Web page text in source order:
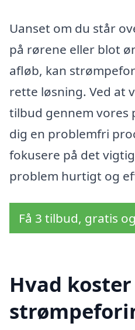
Uanset om du står
på rørene eller blot
afløb, kan
rette løsning. Ved at
tilbud gennem vores
dig en problemfri
fokusere på det
problem hurtigt og
Få 3 tilbud, gratis
Hvad koster